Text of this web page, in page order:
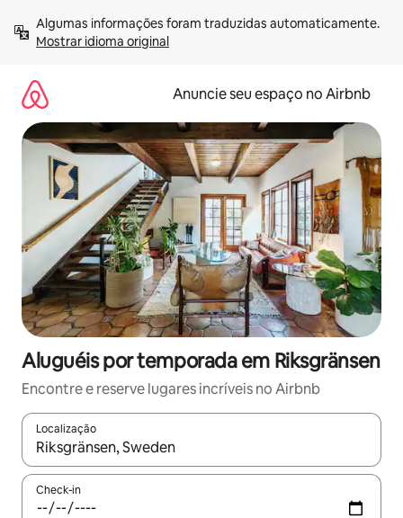
para
Mostrar idioma original
Anuncie seu espaço no Airbnb
Aluguéis por temporada em Riksgränsen
Encontre e reserve lugares incríveis no Airbnb
Localização
Quando os resultados estiverem disponíveis, explore-os
Check-in